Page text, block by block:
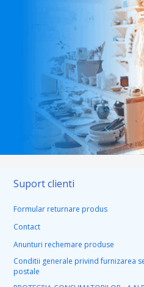
Suport clienti
Formular returnare produs
Contact
Anunturi rechemare produse
Conditii generale privind furnizarea
postale